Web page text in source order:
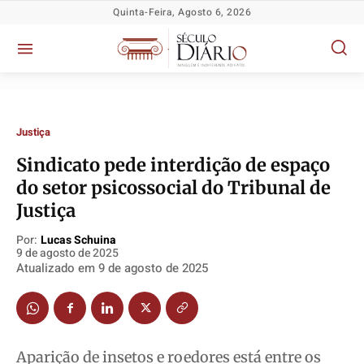
Política
TV Século
Justiça
Educação
Segurança
Meio Ambiente
Política
TV Século
Justiça
Educação
Segurança
Meio Ambiente
Política
TV Século
Justiça
Educação
Segurança
Meio Ambiente
Política
TV Século
Justiça
Educação
Segurança
Meio Ambiente
Quinta-Feira, Agosto 6, 2026
Justiça
Sindicato pede interdição de espaço
do setor psicossocial do Tribunal de
Justiça
Por: Lucas Schuina
9 de agosto de 2025
Atualizado em 9 de agosto de 2025
Aparição de insetos e roedores está entre os